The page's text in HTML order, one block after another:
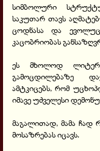
სიმბოლური
საკუთარ თავს
ცოდნასა და
კაცობრიობას
ეს მხოლოდ
გამოცდილებაზე
ამტკიცებს, რომ
იმავე უძველესი
მაგალითად, მამა ჩად
მოსაზრებას იცავს.